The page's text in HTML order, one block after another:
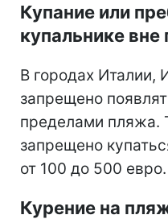
Купание или
купальнике вне
В городах Италии,
запрещено
пределами пляжа.
запрещено
от 100 до 500 евро.
Курение на